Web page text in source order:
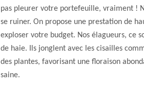
pas pleurer votre portefeuille, vraiment !
se ruiner. On propose une prestation de
exploser votre budget. Nos élagueurs, ce
de haie. Ils jonglent avec les cisailles
des plantes, favorisant une floraison
saine.